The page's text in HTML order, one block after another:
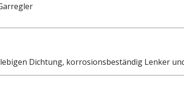
Dichtung, korrosionsbeständig Lenker